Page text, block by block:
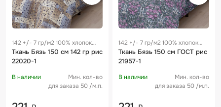
142 +/- 7 гр/м2 100% хлопок
0.29 м
Ткань Бязь 150 см 142 гр рис
22020-1
В наличии
Мин. кол-во
для заказа 50 /м.п.
142 +/- 7 гр/м2 100% хлопок
0.29 м
Ткань Бязь 150 см ГОСТ рис
21957-1
В наличии
Мин. кол-во
для заказа 50 /м.п.